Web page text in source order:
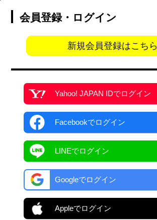
会員登録・ログイン
新規会員登録はこちら
Yahoo! JAPAN IDでログイン
Facebookでログイン
LINEでログイン
Googleでログイン
Appleでログイン